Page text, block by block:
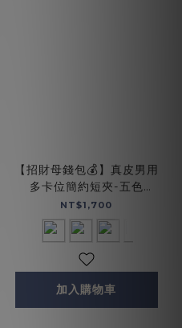
【招財母錢包💰】真皮男用
多卡位簡約短夾-五色
(075126)
NT$1,700
加入購物車